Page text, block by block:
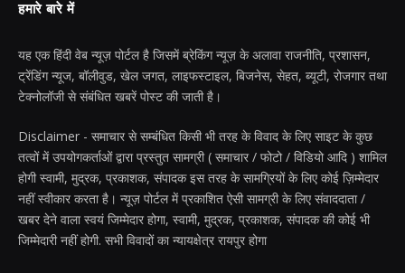
हमारे बारे में
यह एक हिंदी वेब न्यूज़ पोर्टल है जिसमें ब्रेकिंग न्यूज़ के अलावा राजनीति, प्रशासन,
ट्रेंडिंग न्यूज, बॉलीवुड, खेल जगत, लाइफस्टाइल, बिजनेस, सेहत, ब्यूटी, रोजगार तथा
टेक्नोलॉजी से संबंधित खबरें पोस्ट की जाती है।
Disclaimer - समाचार से सम्बंधित किसी भी तरह के विवाद के लिए साइट के कुछ
तत्वों में उपयोगकर्ताओं द्वारा प्रस्तुत सामग्री ( समाचार / फोटो / विडियो आदि ) शामिल
होगी स्वामी, मुद्रक, प्रकाशक, संपादक इस तरह के सामग्रियों के लिए कोई ज़िम्मेदार
नहीं स्वीकार करता है। न्यूज़ पोर्टल में प्रकाशित ऐसी सामग्री के लिए संवाददाता /
खबर देने वाला स्वयं जिम्मेदार होगा, स्वामी, मुद्रक, प्रकाशक, संपादक की कोई भी
जिम्मेदारी नहीं होगी. सभी विवादों का न्यायक्षेत्र रायपुर होगा